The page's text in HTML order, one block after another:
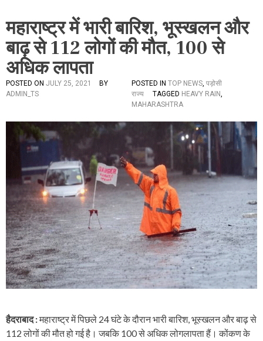
महाराष्ट्र में भारी बारिश, भूस्खलन और
बाढ़ से 112 लोगों की मौत, 100 से
अधिक लापता
POSTED ON JULY 25, 2021
BY
ADMIN_TS
POSTED IN TOP NEWS, पड़ोसी
राज्य
TAGGED HEAVY RAIN,
MAHARASHTRA
हैदराबाद :महाराष्ट्र में पिछले 24 घंटे के दौरान भारी बारिश, भूस्खलन और बाढ़ से
112 लोगों की मौत हो गई है। जबकि 100 से अधिक लोगलापता हैं। कोंकण के